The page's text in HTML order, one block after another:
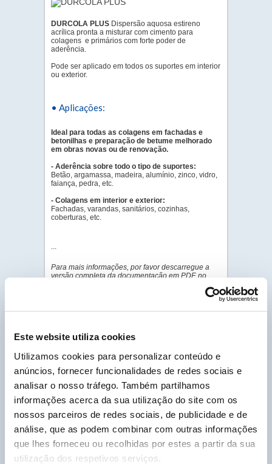
Este website utiliza cookies
Utilizamos cookies para personalizar conteúdo e
anúncios, fornecer funcionalidades de redes sociais e
analisar o nosso tráfego. Também partilhamos
informações acerca da sua utilização do site com os
nossos parceiros de redes sociais, de publicidade e de
análise, que as podem combinar com outras informações
que lhes forneceu ou recolhidas por estes a partir da sua
utilização dos respetivos serviços.
DADOS DE SEGURANÇA
Cliente Labo Portugal, por favor insira o seu nº
de cliente, que pode encontrar na sua fatura e
Fichas Técnicas em PDF.
DURCOLA PLUS Dispersão aquosa estireno
acrílica pronta a misturar com cimento para
colagens e primários com forte poder de
aderência.
Pode ser aplicado em todos os suportes em interior
ou exterior.
• Aplicações:
Ideal para todas as colagens em fachadas e
betonilhas e preparação de betume melhorado
em obras novas ou de renovação.
- Aderência sobre todo o tipo de suportes:
Betão, argamassa, madeira, alumínio, zinco, vidro,
faiança, pedra, etc.
- Colagens em interior e exterior:
Fachadas, varandas, sanitários, cozinhas,
coberturas, etc.
...
Para mais informações, por favor descarregue a
versão completa da documentação em PDF, no